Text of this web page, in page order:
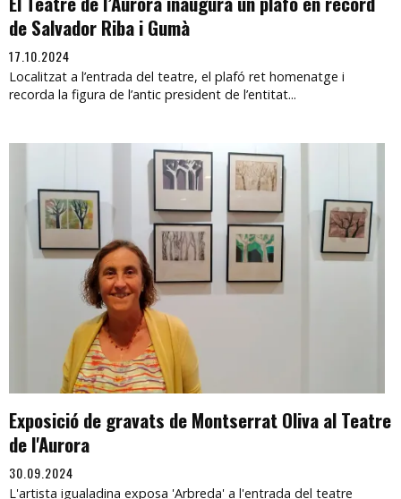
de Salvador Riba i Gumà
17.10.2024
Localitzat a l’entrada del teatre, el plafó ret homenatge i
recorda la figura de l’antic president de l’entitat...
Exposició de gravats de Montserrat Oliva al Teatre
de l'Aurora
30.09.2024
L'artista igualadina exposa 'Arbreda' a l'entrada del teatre